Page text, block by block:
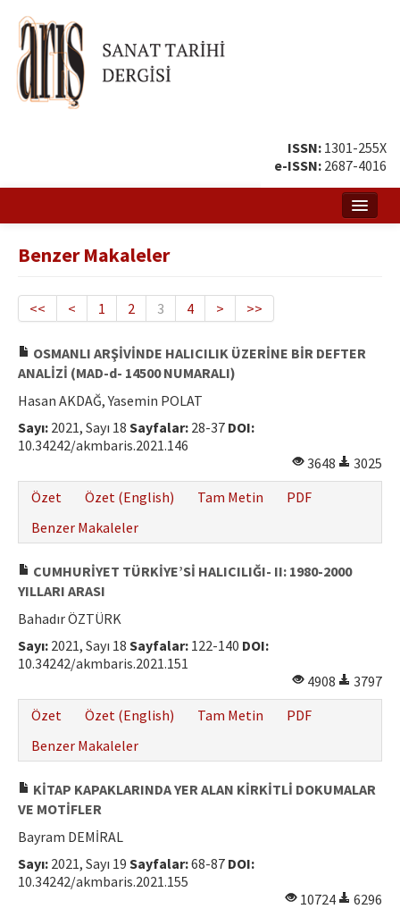
ISSN: 1301-255X
e-ISSN: 2687-4016
Amaç ve Kapsam
Yayın ve Editör Kurulu
Yazar Rehberi
Hakem Rehberi
Yayın Politikaları
İletişim
Benzer Makaleler
<< < 1 2 3 4 > >>
OSMANLI ARŞİVİNDE HALICILIK ÜZERİNE BİR DEFTER
ANALİZİ (MAD-d- 14500 NUMARALI)
Hasan AKDAĞ, Yasemin POLAT
Sayı: 2021, Sayı 18 Sayfalar: 28-37 DOI:
10.34242/akmbaris.2021.146
3648
3025
Özet
Özet (English) Tam Metin
PDF
Benzer Makaleler
CUMHURİYET TÜRKİYE’Sİ HALICILIĞI- II: 1980-2000
YILLARI ARASI
Bahadır ÖZTÜRK
Sayı: 2021, Sayı 18 Sayfalar: 122-140 DOI:
10.34242/akmbaris.2021.151
4908
3797
Özet
Özet (English) Tam Metin
PDF
Benzer Makaleler
KİTAP KAPAKLARINDA YER ALAN KİRKİTLİ DOKUMALAR
VE MOTİFLER
Bayram DEMİRAL
Sayı: 2021, Sayı 19 Sayfalar:68-87 DOI:
10.34242/akmbaris.2021.155
10724
6296